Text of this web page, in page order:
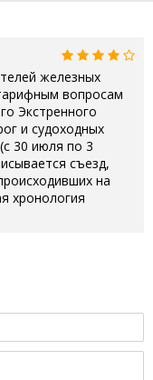
железных
вопросам
Экстренного
и судоходных
30 июля по 3
съезд,
на
хронология